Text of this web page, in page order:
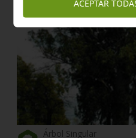
Árbol Singular
ACEPTAR